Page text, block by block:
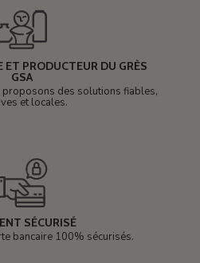
ET PRODUCTEUR DU GRÈS
GSA
des solutions fiables,
et locales.
SÉCURISÉ
bancaire 100% sécurisés.